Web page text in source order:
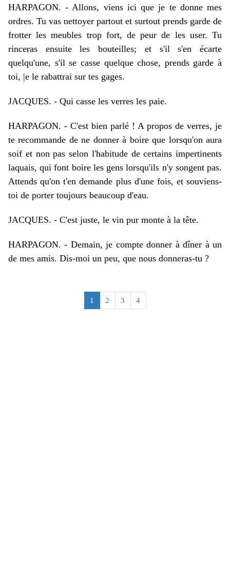
HARPAGON. -Allons, viens ici que je te donne mes
ordres. Tu vas nettoyer partout et surtout prends garde de
frotter les meubles trop fort, de peur de les user. Tu
rinceras ensuite les bouteilles; et s'il s'en écarte
quelqu'une, s'il se casse quelque chose, prends garde à
toi, |e le rabattrai sur tes gages.
JACQUES. - Qui casse les verres les paie.
HARPAGON. - C'est bien parlé ! A propos de verres, je
te recommande de ne donner à boire que lorsqu'on aura
soif et non pas selon l'habitude de certains impertinents
laquais, qui font boire les gens lorsqu'ils n'y songent pas.
Attends qu'on t'en demande plus d'une fois, et souviens-
toi de porter toujours beaucoup d'eau.
JACQUES. - C'est juste, le vin pur monte à la tête.
HARPAGON. - Demain, je compte donner à dîner à un
de mes amis. Dis-moi un peu, que nous donneras-tu ?
1 2 3 4